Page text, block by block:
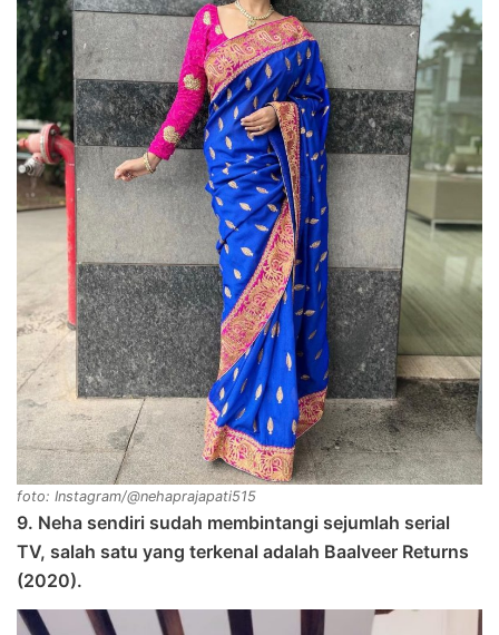
foto: Instagram/@nehaprajapati515
9. Neha sendiri sudah membintangi sejumlah serial
TV, salah satu yang terkenal adalah Baalveer Returns
(2020).